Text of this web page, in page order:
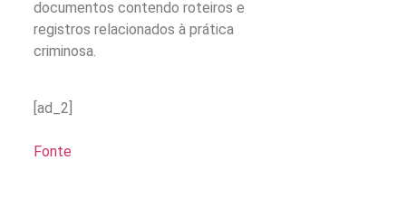
documentos contendo roteiros e
registros relacionados à prática
criminosa.
[ad_2]
Fonte